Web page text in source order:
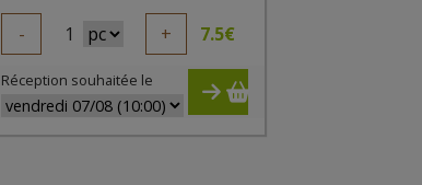
- 1 + 7.5€
Réception souhaitée le